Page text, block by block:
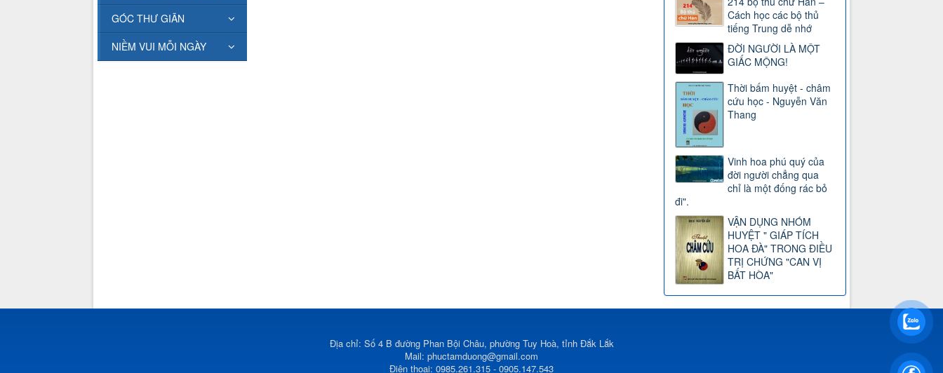
Cách học các bộ thủ
tiếng Trung dễ nhớ
ĐỜI NGƯỜI LÀ MỘT
GIẤC MỘNG!
Thời bấm huyệt - châm
cứu học - Nguyễn Văn
Thang
Vinh hoa phú quý của
đời người chẳng qua
chỉ là một đống rác bỏ
đi".
VẬN DỤNG NHÓM
HUYỆT " GIÁP TÍCH
HOA ĐÀ" TRONG ĐIỀU
TRỊ CHỨNG "CAN VỊ
BẤT HÒA"
GÓC THƯ GIÃN
NIỀM VUI MỖI NGÀY
Địa chỉ: Số 4 B đường Phan Bội Châu, phường Tuy Hoà, tỉnh Đắk Lắk
Mail: phuctamduong@gmail.com
Điện thoại: 0985.261.315 - 0905.147.543